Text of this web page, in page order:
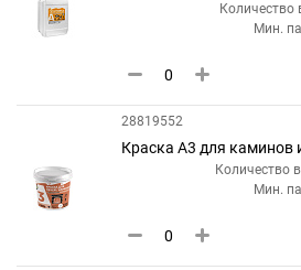
Количество
Мин.
28819552
Краска А3 для каминов
Количество
Мин.